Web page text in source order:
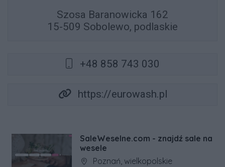
Szosa Baranowicka 162
15-509 Sobolewo, podlaskie
+48 858 743 030
https://eurowash.pl
SaleWeselne.com - znajdź sale na
wesele
Adres firmy:
Poznań, wielkopolskie